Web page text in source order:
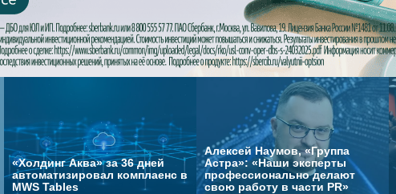
«Холдинг Аква» за 36 дней
автоматизировал комплаенс в
MWS Tables
Алексей Наумов, «Группа
Астра»: «Наши эксперты
профессионально делают
свою работу в части PR»